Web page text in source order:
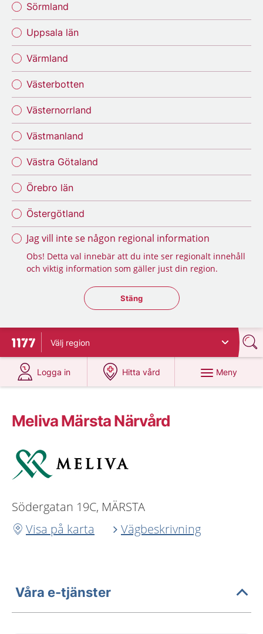
Sörmland
Uppsala län
Värmland
Västerbotten
Västernorrland
Västmanland
Västra Götaland
Örebro län
Östergötland
Jag vill inte se någon regional information
Obs! Detta val innebär att du inte ser regionalt innehåll
och viktig information som gäller just din region.
Stäng regionsväljaren
Stäng
Till startsidan för 1177
Välj region
Logga in
på 1177.se
Hitta vård
på 1177.se
Meny
Meliva Märsta Närvård
Södergatan 19C, MÄRSTA
Visa på karta
Vägbeskrivning
Våra e-tjänster